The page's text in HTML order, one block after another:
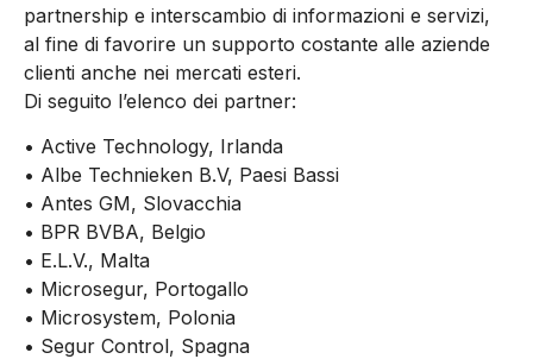
partnership e interscambio di informazioni e servizi,
al fine di favorire un supporto costante alle aziende
clienti anche nei mercati esteri.
Di seguito l’elenco dei partner:
• Active Technology, Irlanda
• Albe Technieken B.V, Paesi Bassi
• Antes GM, Slovacchia
• BPR BVBA, Belgio
• E.L.V., Malta
• Microsegur, Portogallo
• Microsystem, Polonia
• Segur Control, Spagna